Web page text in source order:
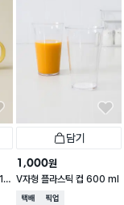
담기
1,000원
V자형 플라스틱 컵 600 ml
택배배송매장픽업